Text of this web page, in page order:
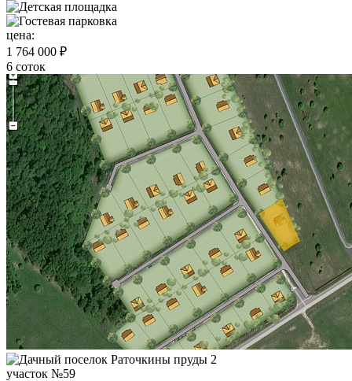
цена:
1 764 000 ₽
6 соток
участок №59